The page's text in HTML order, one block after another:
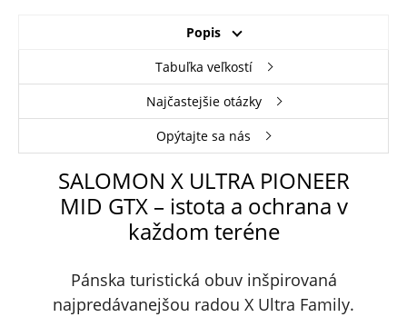
Popis
Tabuľka veľkostí
Najčastejšie otázky
Opýtajte sa nás
SALOMON X ULTRA PIONEER
MID GTX – istota a ochrana v
každom teréne
Pánska turistická obuv inšpirovaná
najpredávanejšou radou X Ultra Family.